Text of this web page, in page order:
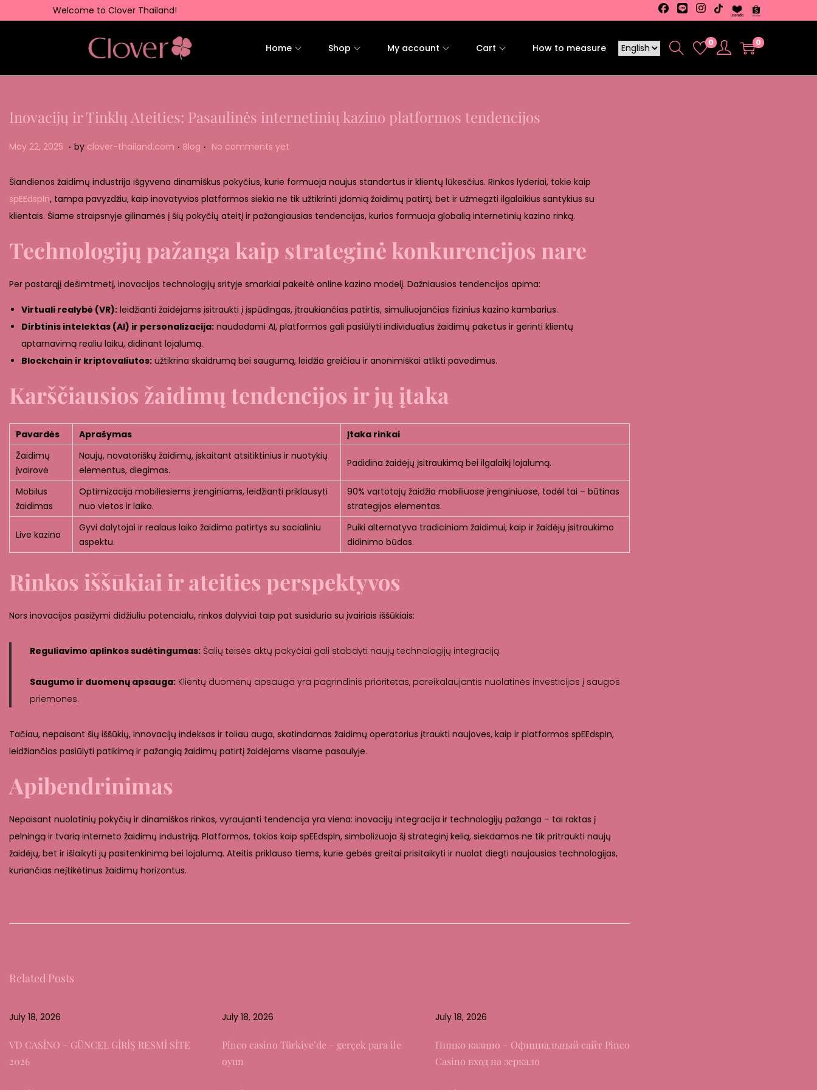
Welcome to Clover Thailand!
Home Shop My account Cart How to measure 0 0
Inovacijų ir Tinklų Ateities: Pasaulinės internetinių kazino platformos tendencijos
Posted on
May 22, 2025 M
y
2
2
2
2
. by clover-thailand.com . Posted in
Blog . No comments yet
Šiandienos žaidimų industrija išgyvena dinamiškus pokyčius, kurie formuoja naujus standartus ir klientų lūkesčius. Rinkos lyderiai, tokie kaip
spEEdspIn, tampa pavyzdžiu, kaip inovatyvios platformos siekia ne tik užtikrinti įdomią žaidimų patirtį, bet ir užmegzti ilgalaikius santykius su
klientais. Šiame straipsnyje gilinamės į šių pokyčių ateitį ir pažangiausias tendencijas, kurios formuoja globalią internetinių kazino rinką.
Technologijų pažanga kaip strateginė konkurencijos nare
Per pastarąjį dešimtmetį, inovacijos technologijų srityje smarkiai pakeitė online kazino modelį. Dažniausios tendencijos apima:
Virtuali realybė (VR): leidžianti žaidėjams įsitraukti į įspūdingas, įtraukiančias patirtis, simuliuojančias fizinius kazino kambarius.
Dirbtinis intelektas (AI) ir personalizacija: naudodami AI, platformos gali pasiūlyti individualius žaidimų paketus ir gerinti klientų
aptarnavimą realiu laiku, didinant lojalumą.
Blockchain ir kriptovaliutos: užtikrina skaidrumą bei saugumą, leidžia greičiau ir anonimiškai atlikti pavedimus.
Karščiausios žaidimų tendencijos ir jų įtaka
Pavardės Aprašymas
Įtaka rinkai
Žaidimų
įvairovė
Naujų, novatoriškų žaidimų, įskaitant atsitiktinius ir nuotykių
elementus, diegimas.
Padidina žaidėjų įsitraukimą bei ilgalaikį lojalumą.
Mobilus
žaidimas
Optimizacija mobiliesiems įrenginiams, leidžianti priklausyti
nuo vietos ir laiko.
90% vartotojų žaidžia mobiliuose įrenginiuose, todėl tai – būtinas
strategijos elementas.
Live kazino
Gyvi dalytojai ir realaus laiko žaidimo patirtys su socialiniu
aspektu.
Puiki alternatyva tradiciniam žaidimui, kaip ir žaidėjų įsitraukimo
didinimo būdas.
Rinkos iššūkiai ir ateities perspektyvos
Nors inovacijos pasižymi didžiuliu potencialu, rinkos dalyviai taip pat susiduria su įvairiais iššūkiais:
Reguliavimo aplinkos sudėtingumas: Šalių teisės aktų pokyčiai gali stabdyti naujų technologijų integraciją.
Saugumo ir duomenų apsauga: Klientų duomenų apsauga yra pagrindinis prioritetas, pareikalaujantis nuolatinės investicijos į saugos
priemones.
Tačiau, nepaisant šių iššūkių, innovacijų indeksas ir toliau auga, skatindamas žaidimų operatorius įtraukti naujoves, kaip ir platformos spEEdspIn,
leidžiančias pasiūlyti patikimą ir pažangią žaidimų patirtį žaidėjams visame pasaulyje.
Apibendrinimas
Nepaisant nuolatinių pokyčių ir dinamiškos rinkos, vyraujanti tendencija yra viena: inovacijų integracija ir technologijų pažanga – tai raktas į
pelningą ir tvarią interneto žaidimų industriją. Platformos, tokios kaip spEEdspIn, simbolizuoja šį strateginį kelią, siekdamos ne tik pritraukti naujų
žaidėjų, bet ir išlaikyti jų pasitenkinimą bei lojalumą. Ateitis priklauso tiems, kurie gebės greitai prisitaikyti ir nuolat diegti naujausias technologijas,
kuriančias neįtikėtinus žaidimų horizontus.
e
p
r
a
n
Related Posts
July 18, 2026
VD CASİNO – GÜNCEL GİRİŞ RESMİ SİTE
2026
July 18, 2026
Pinco casino Türkiye’de – gerçek para ile
oyun
July 18, 2026
Пинко казино – Официальный сайт Pinco
Casino вход на зеркало